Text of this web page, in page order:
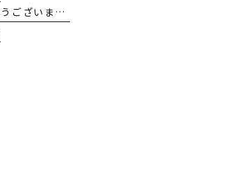
あけましておめでとうございます。